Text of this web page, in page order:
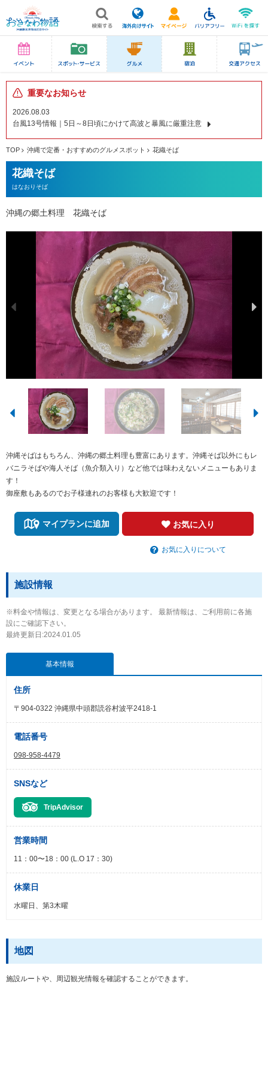
重要なお知らせ
2026.08.03
台風13号情報｜5日～8日頃にかけて高波と暴風に厳重注意
TOP 沖縄で定番・おすすめのグルメスポット 花織そば
花織そば
はなおりそば
沖縄の郷土料理 花織そば
沖縄そばはもちろん、沖縄の郷土料理も豊富にあります。沖縄そば以外にもレ
バニラそばや海人そば（魚介類入り）など他では味わえないメニューもありま
す！
御座敷もあるのでお子様連れのお客様も大歓迎です！
マイプランに追加 お気に入り
お気に入りについて
施設情報
※料金や情報は、変更となる場合があります。 最新情報は、ご利用前に各施
設にご確認下さい。
最終更新日:2024.01.05
基本情報
住所
〒904-0322 沖縄県中頭郡読谷村波平2418-1
電話番号
098-958-4479
SNSなど
TripAdvisor
営業時間
11：00〜18：00 (L.O 17：30)
休業日
水曜日、第3木曜
地図
施設ルートや、周辺観光情報を確認することができます。